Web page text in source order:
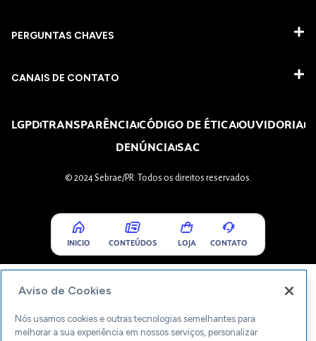
PERGUNTAS CHAVES​
CANAIS DE CONTATO
LGPDTRANSPARÊNCIACÓDIGO DE ÉTICAOUVIDORIA
DENÚNCIASAC
© 2024 Sebrae/PR. Todos os direitos reservados.
INICIO CONTEÚDOS LOJA CONTATO
Aviso de Cookies
Nós usamos cookies e outras tecnologias semelhantes para
melhorar a sua experiência em nossos serviços, personalizar